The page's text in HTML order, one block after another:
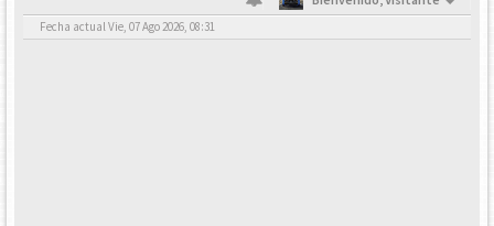
Fecha actual Vie, 07 Ago 2026, 08:31